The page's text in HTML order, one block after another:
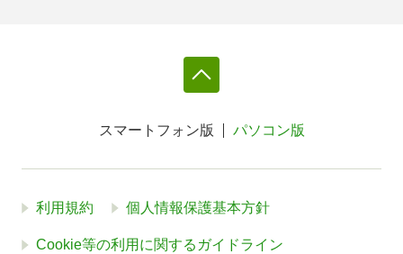
スマートフォン版 パソコン版
利用規約 個人情報保護基本方針
Cookie等の利用に関するガイドライン